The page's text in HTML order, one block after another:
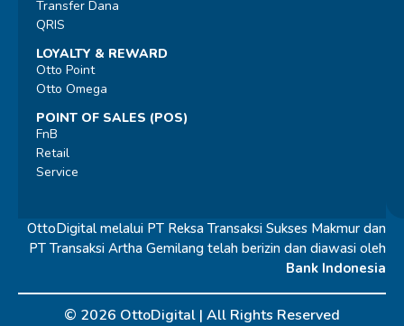
Transfer Dana
QRIS
LOYALTY & REWARD
Otto Point
Otto Omega
POINT OF SALES (POS)
FnB
Retail
Service
OttoDigital melalui PT Reksa Transaksi Sukses Makmur dan
PT Transaksi Artha Gemilang telah berizin dan diawasi oleh
Bank Indonesia
© 2026 OttoDigital | All Rights Reserved